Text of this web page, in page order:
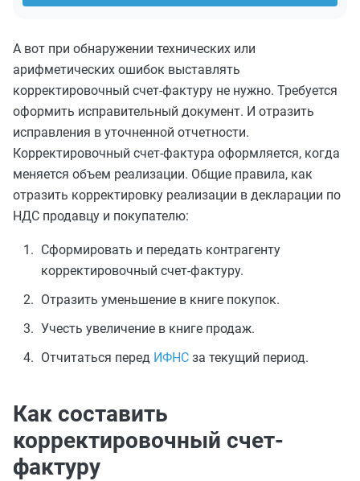
А вот при обнаружении технических или
арифметических ошибок выставлять
корректировочный счет-фактуру не нужно. Требуется
оформить исправительный документ. И отразить
исправления в уточненной отчетности.
Корректировочный счет-фактура оформляется, когда
меняется объем реализации. Общие правила, как
отразить корректировку реализации в декларации по
НДС продавцу и покупателю:
Сформировать и передать контрагенту
корректировочный счет-фактуру.
Отразить уменьшение в книге покупок.
Учесть увеличение в книге продаж.
Отчитаться перед ИФНС за текущий период.
Как составить
корректировочный счет-
фактуру